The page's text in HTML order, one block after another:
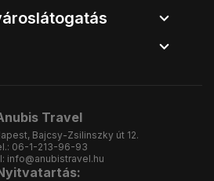
Travel
Bajcsy-Zsilinszky út 12.
06-1-213-96-93
info@anubistravel.hu